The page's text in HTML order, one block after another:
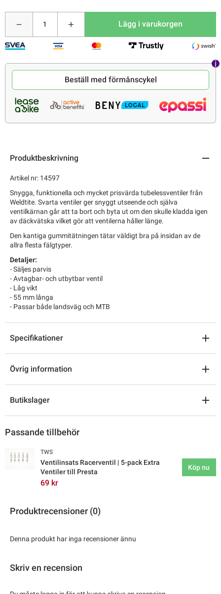
Lägg i varukorgen
Beställ med förmånscykel
Produktbeskrivning
Artikel nr: 14597
Snygga, funktionella och mycket prisvärda tubelessventiler från
Weldtite. Svarta ventiler ger snyggt utseende och själva
ventilkärnan går att ta bort och byta ut om den skulle kladda igen
av däckvätska vilket gör att ventilerna håller länge.
Den kantiga gummitätningen tätar väldigt bra på insidan av de
allra flesta fälgtyper.
Detaljer:
- Säljes parvis
- Avtagbar- och utbytbar ventil
- Låg vikt
- 55 mm långa
- Passar både landsväg och MTB
Specifikationer
Övrig information
Butikslager
Passande tillbehör
TWS
Ventilinsats Racerventil | 5-pack Extra
Ventiler till Presta
69 kr
Köp nu
Produktrecensioner (0)
Denna produkt har inga recensioner ännu
Skriv en recension